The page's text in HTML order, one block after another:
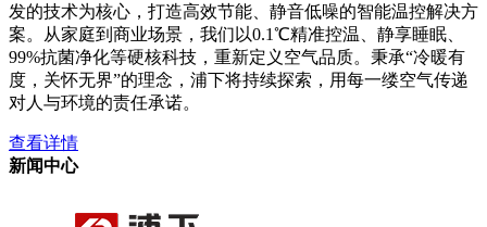
发的技术为核心，打造高效节能、静音低噪的智能温控解决方
案。从家庭到商业场景，我们以0.1℃精准控温、静享睡眠、
99%抗菌净化等硬核科技，重新定义空气品质。秉承“冷暖有
度，关怀无界”的理念，浦下将持续探索，用每一缕空气传递
对人与环境的责任承诺。
查看详情
新闻中心